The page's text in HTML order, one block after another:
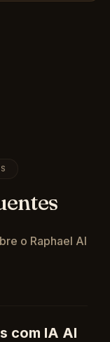
o Raphael AI
com IA AI